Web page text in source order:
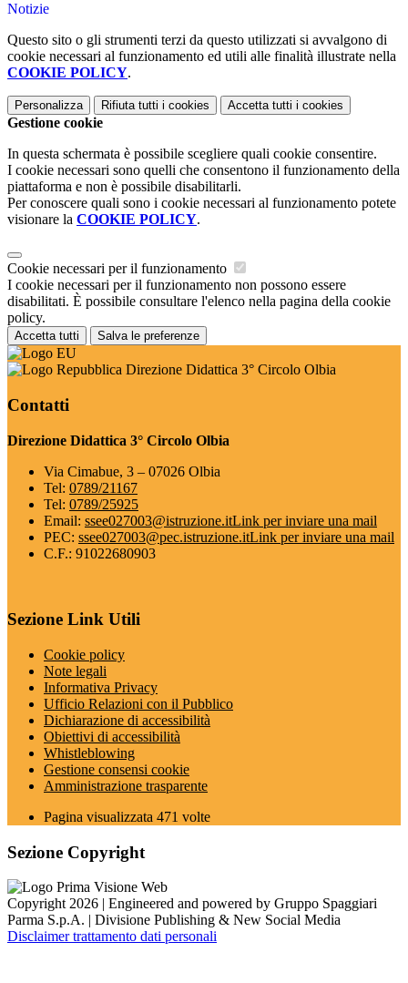
Notizie
Questo sito o gli strumenti terzi da questo utilizzati si avvalgono di
cookie necessari al funzionamento ed utili alle finalità illustrate nella
COOKIE POLICY.
Personalizza Rifiuta tutti i cookies Accetta tutti i cookies
Gestione cookie
In questa schermata è possibile scegliere quali cookie consentire.
I cookie necessari sono quelli che consentono il funzionamento della
piattaforma e non è possibile disabilitarli.
Per conoscere quali sono i cookie necessari al funzionamento potete
visionare la COOKIE POLICY.
Cookie necessari per il funzionamento
I cookie necessari per il funzionamento non possono essere
disabilitati. È possibile consultare l'elenco nella pagina della cookie
policy.
Accetta tutti Salva le preferenze
Direzione Didattica 3° Circolo Olbia
Contatti
Direzione Didattica 3° Circolo Olbia
Via Cimabue, 3 – 07026 Olbia
Tel: 0789/21167
Tel: 0789/25925
Email: ssee027003@istruzione.itLink per inviare una mail
PEC: ssee027003@pec.istruzione.itLink per inviare una mail
C.F.: 91022680903
Sezione Link Utili
Cookie policy
Note legali
Informativa Privacy
Ufficio Relazioni con il Pubblico
Dichiarazione di accessibilità
Obiettivi di accessibilità
Whistleblowing
Gestione consensi cookie
Amministrazione trasparente
Pagina visualizzata 471 volte
Sezione Copyright
Copyright 2026 | Engineered and powered by Gruppo Spaggiari
Parma S.p.A. | Divisione Publishing & New Social Media
Disclaimer trattamento dati personali